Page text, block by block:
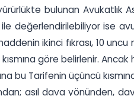
bulunan Avukatlık
değerlendirilebiliyor ise
ikinci fıkrası, 10
göre belirlenir.
bu Tarifenin üçüncü
asıl dava yönünden,